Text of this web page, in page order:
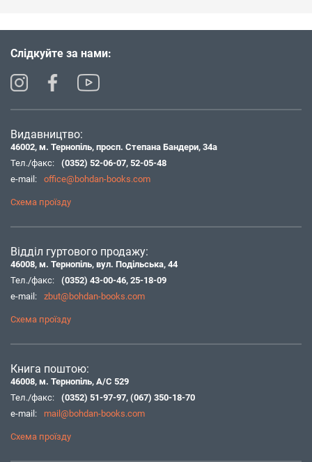
Слідкуйте за нами:
Видавництво:
46002, м. Тернопіль, просп. Степана Бандери, 34а
Тел./факс:
(0352) 52-06-07, 52-05-48
e-mail:
office@bohdan-books.com
Схема проїзду
Відділ гуртового продажу:
46008, м. Тернопіль, вул. Подільська, 44
Тел./факс:
(0352) 43-00-46, 25-18-09
e-mail:
zbut@bohdan-books.com
Схема проїзду
Книга поштою:
46008, м. Тернопіль, А/С 529
Тел./факс:
(0352) 51-97-97, (067) 350-18-70
e-mail:
mail@bohdan-books.com
Схема проїзду